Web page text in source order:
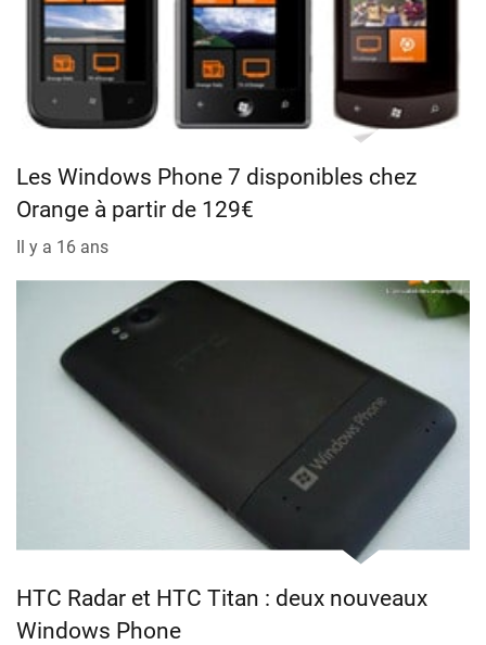
Les Windows Phone 7 disponibles chez
Orange à partir de 129€
Il y a 16 ans
HTC Radar et HTC Titan : deux nouveaux
Windows Phone